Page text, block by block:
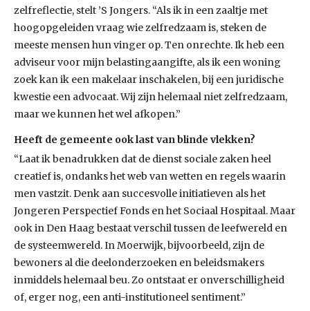
zelfreflectie, stelt ’S Jongers. “Als ik in een zaaltje met
hoogopgeleiden vraag wie zelfredzaam is, steken de
meeste mensen hun vinger op. Ten onrechte. Ik heb een
adviseur voor mijn belastingaangifte, als ik een woning
zoek kan ik een makelaar inschakelen, bij een juridische
kwestie een advocaat. Wij zijn helemaal niet zelfredzaam,
maar we kunnen het wel afkopen.”
Heeft de gemeente ook last van blinde vlekken?
“Laat ik benadrukken dat de dienst sociale zaken heel
creatief is, ondanks het web van wetten en regels waarin
men vastzit. Denk aan succesvolle initiatieven als het
Jongeren Perspectief Fonds en het Sociaal Hospitaal. Maar
ook in Den Haag bestaat verschil tussen de leefwereld en
de systeemwereld. In Moerwijk, bijvoorbeeld, zijn de
bewoners al die deelonderzoeken en beleidsmakers
inmiddels helemaal beu. Zo ontstaat er onverschilligheid
of, erger nog, een anti-institutioneel sentiment.”